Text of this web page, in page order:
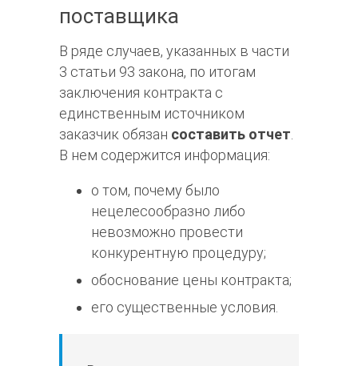
поставщика
В ряде случаев, указанных в части
3 статьи 93 закона, по итогам
заключения контракта с
единственным источником
заказчик обязан составить отчет
В нем содержится информация:
о том, почему было
нецелесообразно либо
невозможно провести
конкурентную процедуру;
обоснование цены контракта;
его существенные условия.